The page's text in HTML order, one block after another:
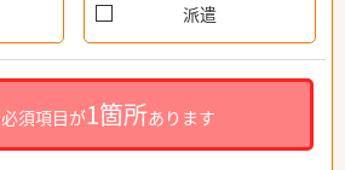
派遣
須項目が1箇所あります